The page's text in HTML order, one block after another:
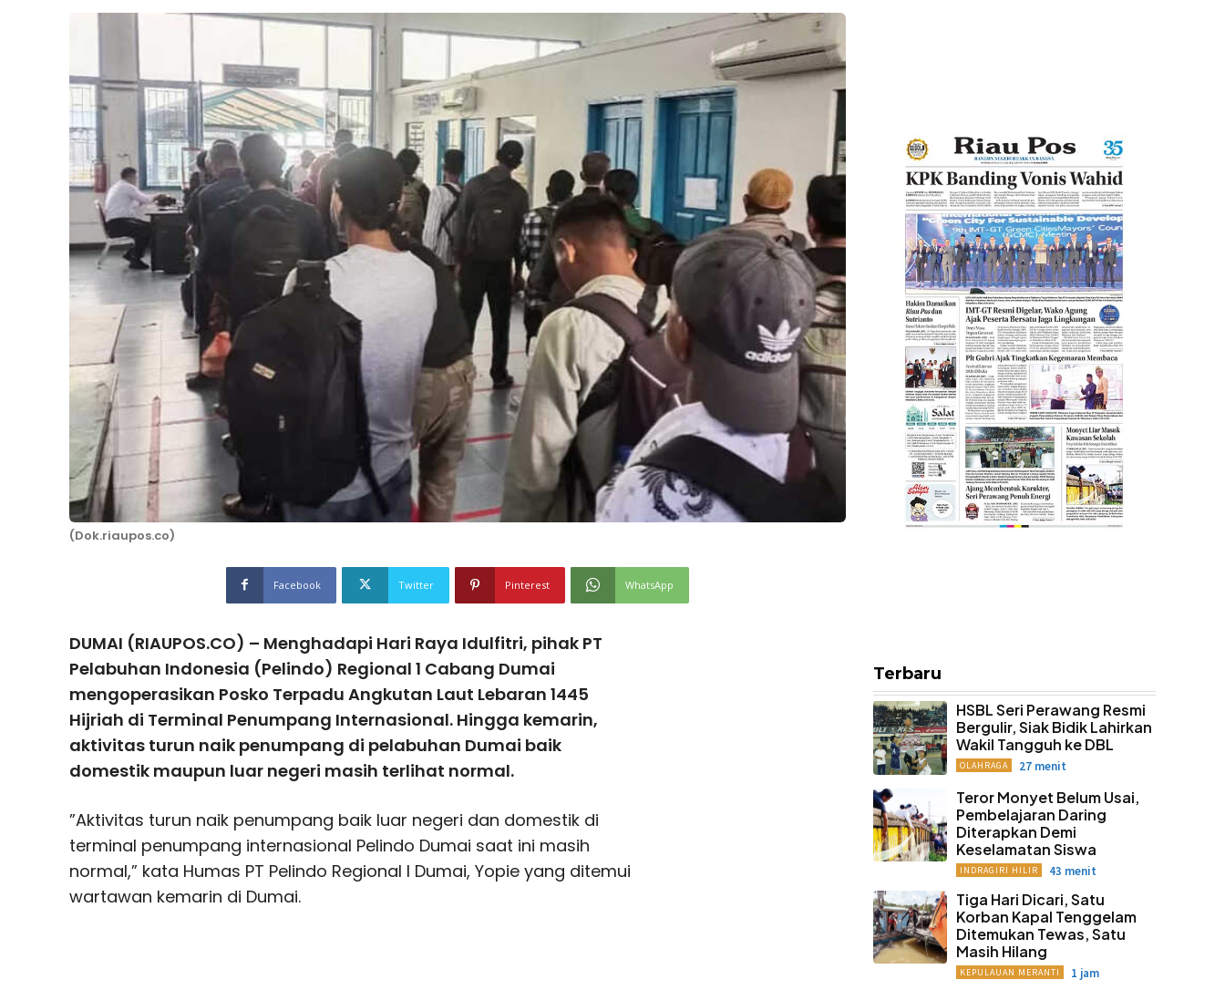
(Dok.riaupos.co)
Facebook Twitter Pinterest WhatsApp
DUMAI (RIAUPOS.CO) – Menghadapi Hari Raya Idulfitri, pihak PT
Pelabuhan Indonesia (Pelindo) Regional 1 Cabang Dumai
mengoperasikan Posko Terpadu Angkutan Laut Lebaran 1445
Hijriah di Terminal Penumpang Internasional. Hingga kemarin,
aktivitas turun naik penumpang di pelabuhan Dumai baik
domestik maupun luar negeri masih terlihat normal.
”Aktivitas turun naik penumpang baik luar negeri dan domestik di
terminal penumpang internasional Pelindo Dumai saat ini masih
normal,” kata Humas PT Pelindo Regional I Dumai, Yopie yang ditemui
wartawan kemarin di Dumai.
Terbaru
HSBL Seri Perawang Resmi
Bergulir, Siak Bidik Lahirkan
Wakil Tangguh ke DBL
OLAHRAGA 27 menit
Teror Monyet Belum Usai,
Pembelajaran Daring
Diterapkan Demi
Keselamatan Siswa
INDRAGIRI HILIR 43 menit
Tiga Hari Dicari, Satu
Korban Kapal Tenggelam
Ditemukan Tewas, Satu
Masih Hilang
KEPULAUAN MERANTI 1 jam